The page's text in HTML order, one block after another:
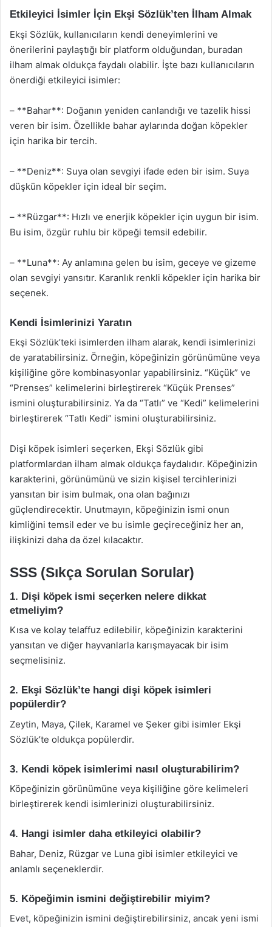
Etkileyici İsimler İçin Ekşi Sözlük’ten İlham Almak
Ekşi Sözlük, kullanıcıların kendi deneyimlerini ve
önerilerini paylaştığı bir platform olduğundan, buradan
ilham almak oldukça faydalı olabilir. İşte bazı kullanıcıların
önerdiği etkileyici isimler:
– **Bahar**: Doğanın yeniden canlandığı ve tazelik hissi
veren bir isim. Özellikle bahar aylarında doğan köpekler
için harika bir tercih.
– **Deniz**: Suya olan sevgiyi ifade eden bir isim. Suya
düşkün köpekler için ideal bir seçim.
– **Rüzgar**: Hızlı ve enerjik köpekler için uygun bir isim.
Bu isim, özgür ruhlu bir köpeği temsil edebilir.
– **Luna**: Ay anlamına gelen bu isim, geceye ve gizeme
olan sevgiyi yansıtır. Karanlık renkli köpekler için harika bir
seçenek.
Kendi İsimlerinizi Yaratın
Ekşi Sözlük’teki isimlerden ilham alarak, kendi isimlerinizi
de yaratabilirsiniz. Örneğin, köpeğinizin görünümüne veya
kişiliğine göre kombinasyonlar yapabilirsiniz. “Küçük” ve
“Prenses” kelimelerini birleştirerek “Küçük Prenses”
ismini oluşturabilirsiniz. Ya da “Tatlı” ve “Kedi” kelimelerini
birleştirerek “Tatlı Kedi” ismini oluşturabilirsiniz.
Dişi köpek isimleri seçerken, Ekşi Sözlük gibi
platformlardan ilham almak oldukça faydalıdır. Köpeğinizin
karakterini, görünümünü ve sizin kişisel tercihlerinizi
yansıtan bir isim bulmak, ona olan bağınızı
güçlendirecektir. Unutmayın, köpeğinizin ismi onun
kimliğini temsil eder ve bu isimle geçireceğiniz her an,
ilişkinizi daha da özel kılacaktır.
SSS (Sıkça Sorulan Sorular)
1. Dişi köpek ismi seçerken nelere dikkat
etmeliyim?
Kısa ve kolay telaffuz edilebilir, köpeğinizin karakterini
yansıtan ve diğer hayvanlarla karışmayacak bir isim
seçmelisiniz.
2. Ekşi Sözlük’te hangi dişi köpek isimleri
popülerdir?
Zeytin, Maya, Çilek, Karamel ve Şeker gibi isimler Ekşi
Sözlük’te oldukça popülerdir.
3. Kendi köpek isimlerimi nasıl oluşturabilirim?
Köpeğinizin görünümüne veya kişiliğine göre kelimeleri
birleştirerek kendi isimlerinizi oluşturabilirsiniz.
4. Hangi isimler daha etkileyici olabilir?
Bahar, Deniz, Rüzgar ve Luna gibi isimler etkileyici ve
anlamlı seçeneklerdir.
5. Köpeğimin ismini değiştirebilir miyim?
Evet, köpeğinizin ismini değiştirebilirsiniz, ancak yeni ismi